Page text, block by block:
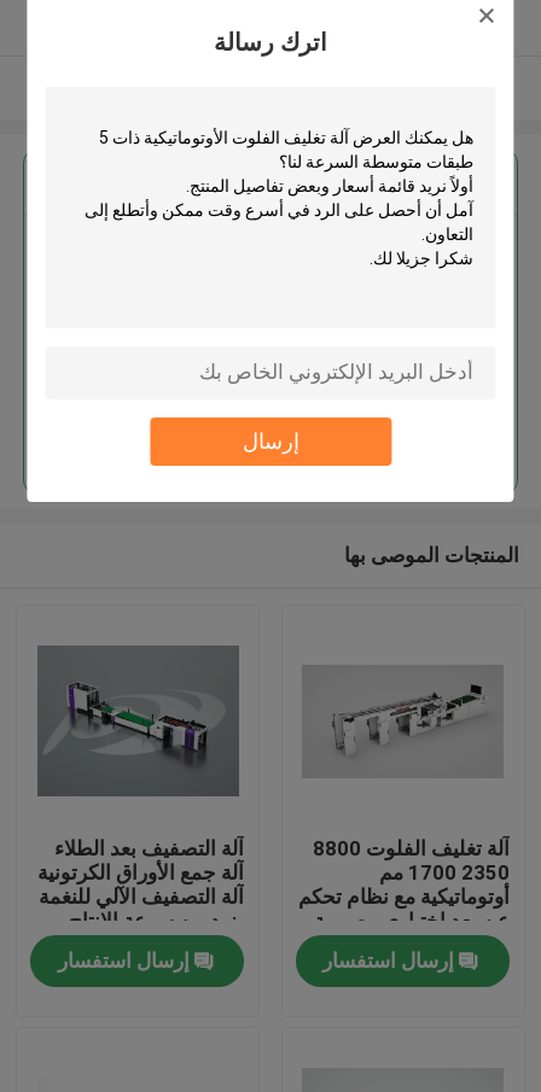
اترك رسالة
إرسال
المنزل
احصل على افضل سعر ل
المنتجات الموصى بها
آلة تغليف الفلوت 8800
2350 1700 مم
أوتوماتيكية مع نظام تحكم
عن بعد اختياري مصممة
لصناعة التعبئة والتغليف
إرسال استفسار
آلة التصفيف بعد الطلاء
آلة جمع الأوراق الكرتونية
آلة التصفيف الآلي للنغمة
يزيد من سرعة الإنتاج
ودقة
إرسال استفسار